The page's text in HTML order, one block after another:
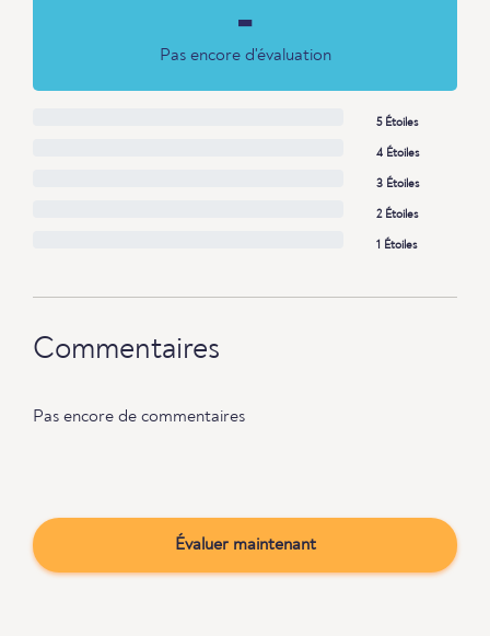
-
Pas encore d'évaluation
5 Étoiles
4 Étoiles
3 Étoiles
2 Étoiles
1 Étoiles
Commentaires
Pas encore de commentaires
Évaluer maintenant